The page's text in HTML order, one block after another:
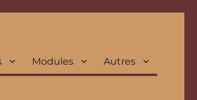
Modules Autres